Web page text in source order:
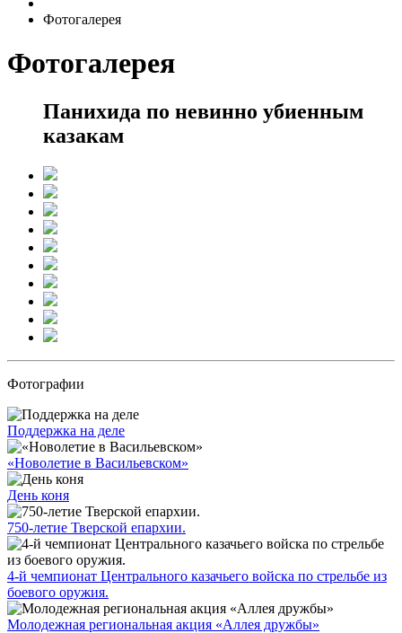
Фотогалерея
Фотогалерея
Панихида по невинно убиенным
казакам
Фотографии
Поддержка на деле
«Новолетие в Васильевском»
День коня
750-летие Тверской епархии.
4-й чемпионат Центрального казачьего войска по стрельбе из
боевого оружия.
Молодежная региональная акция «Аллея дружбы»